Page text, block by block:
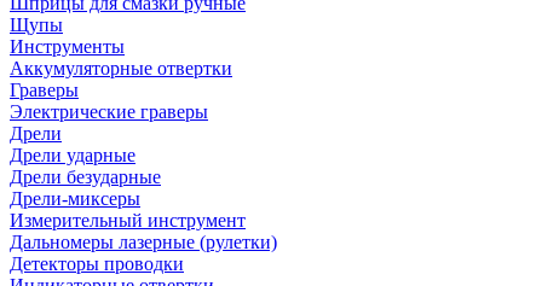
Щупы
Инструменты
Аккумуляторные отвертки
Граверы
Электрические граверы
Дрели
Дрели ударные
Дрели безударные
Дрели-миксеры
Измерительный инструмент
Дальномеры лазерные (рулетки)
Детекторы проводки